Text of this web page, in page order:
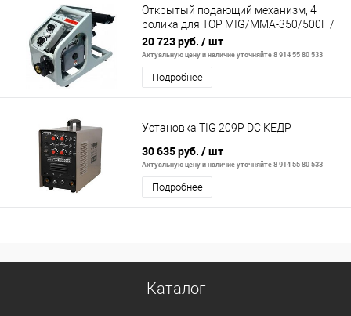
Открытый подающий механизм, 4
ролика для TOP MIG/MMA-350/500F /
wire feeder
20 723 руб. / шт
Актуальную цену и наличие уточняйте 8 914 55 80 533
Подробнее
Установка TIG 209P DC КЕДР
30 635 руб. / шт
Актуальную цену и наличие уточняйте 8 914 55 80 533
Подробнее
Каталог